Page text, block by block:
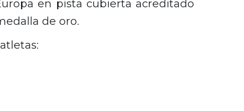
en pista cubierta acreditado
de oro.